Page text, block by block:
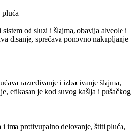
pluća
od sluzi i šlajma, obavija alveole i
disanje, sprečava ponovno nakupljanje
razređivanje i izbacivanje šlajma,
efikasan je kod suvog kašlja i pušačkog
i ima protivupalno delovanje, štiti pluća,